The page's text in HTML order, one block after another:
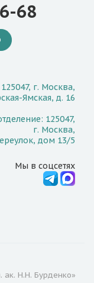
68
125047, г. Москва,
Ямская, д. 16
125047,
г. Москва,
дом 13/5
Мы в соцсетях
Н.Н. Бурденко»